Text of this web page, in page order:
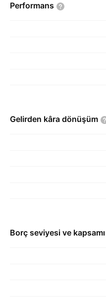
Performans
Gelirden kâra dönüşüm
Borç seviyesi ve kapsamı